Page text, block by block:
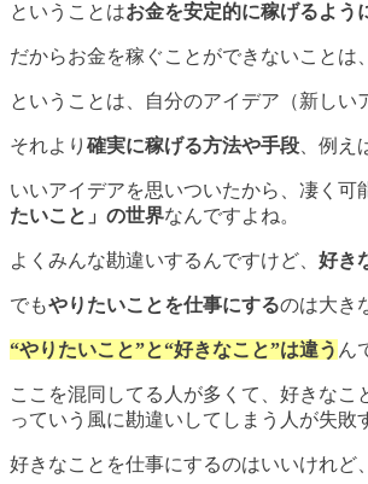
ということはお金を安定的に稼げるよう
だからお金を稼ぐことができないことは
ということは、自分のアイデア（新しい
それより 確実に稼げる方法や手段 、例
いいアイデアを思いついたから、凄く可
たいこと」の世界なんですよね。
よくみんな勘違いするんですけど、 好き
でもやりたいことを仕事にするのは大き
“やりたいこと”と“好きなこと”は違う ん
ここを混同してる人が多くて、好きな
っていう風に勘違いしてしまう人が失敗
好きなことを仕事にするのはいいけれど